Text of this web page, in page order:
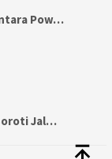
Pow…
Jal…